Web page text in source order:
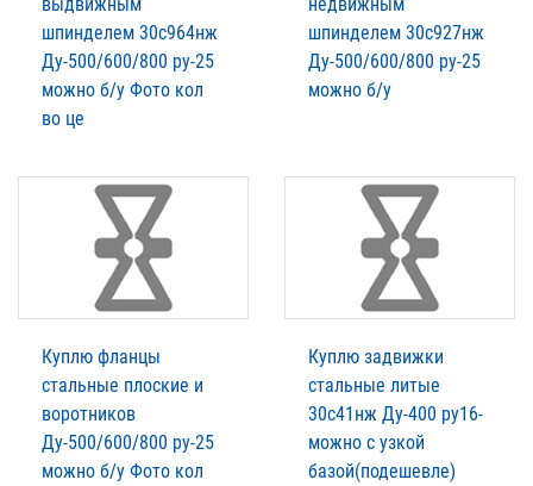
шпинделем 30с964нж
Ду-500/600/800 ру-25
можно б/у Фото кол
во це
шпинделем 30с927нж
Ду-500/600/800 ру-25
можно б/у
Куплю фланцы
стальные плоские и
воротников
Ду-500/600/800 ру-25
можно б/у Фото кол
Куплю задвижки
стальные литые
30с41нж Ду-400 ру16-
можно с узкой
базой(подешевле)